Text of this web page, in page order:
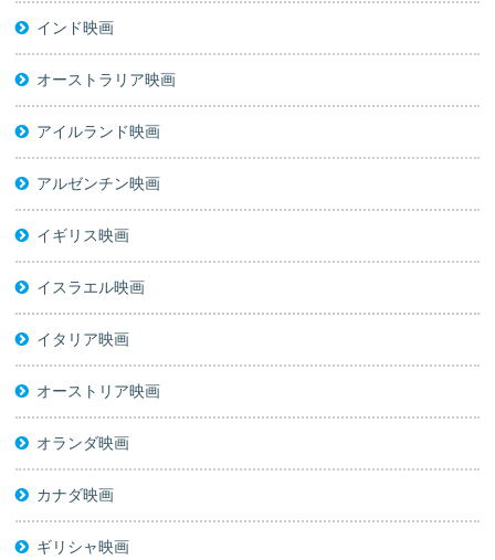
インド映画
オーストラリア映画
アイルランド映画
アルゼンチン映画
イギリス映画
イスラエル映画
イタリア映画
オーストリア映画
オランダ映画
カナダ映画
ギリシャ映画